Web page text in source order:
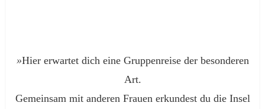
»Hier erwartet dich eine Gruppenreise der besonderen
Art.
Gemeinsam mit anderen Frauen erkundest du die Insel